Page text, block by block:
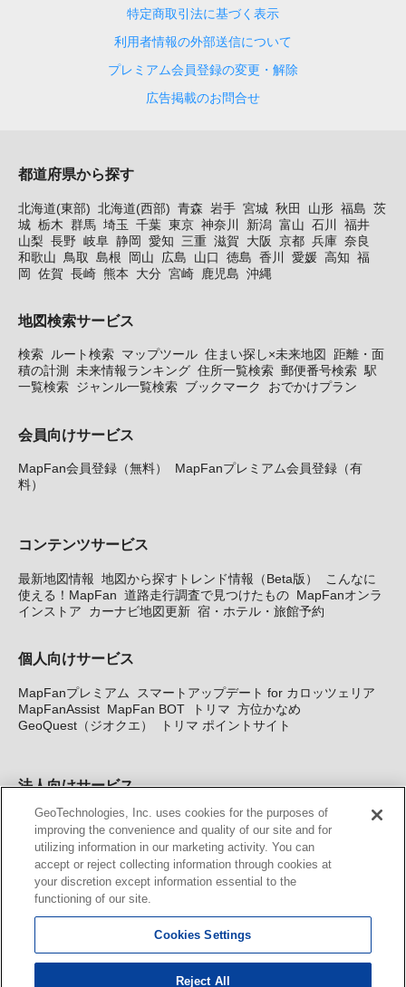
特定商取引法に基づく表示
利用者情報の外部送信について
プレミアム会員登録の変更・解除
広告掲載のお問合せ
都道府県から探す
北海道(東部) 北海道(西部) 青森 岩手 宮城 秋田 山形 福島 茨
城 栃木 群馬 埼玉 千葉 東京 神奈川 新潟 富山 石川
福井
山梨 長野 岐阜 静岡 愛知 三重 滋賀 大阪 京都 兵庫 奈良
和歌山
鳥取 島根 岡山 広島 山口 徳島 香川 愛媛 高知 福
岡 佐賀 長崎 熊本 大分 宮崎 鹿児島 沖縄
地図検索サービス
検索 ルート検索 マップツール 住まい探し×未来地図
距離・面
積の計測
未来情報ランキング 住所一覧検索 郵便番号検索 駅
一覧検索 ジャンル一覧検索 ブックマーク おでかけプラン
会員向けサービス
MapFan会員登録（無料）
MapFanプレミアム会員登録（有
料）
コンテンツサービス
最新地図情報 地図から探すトレンド情報（Beta版）
こんなに
使える！MapFan 道路走行調査で見つけたもの MapFanオンラ
インストア
カーナビ地図更新 宿・ホテル・旅館予約
個人向けサービス
MapFanプレミアム
スマートアップデート for カロッツェリア
MapFanAssist MapFan BOT トリマ 方位かなめ
GeoQuest（ジオクエ）
トリマ ポイントサイト
法人向けサービス
法人向け地図・位置情報サービス WEBサイト・システム向け地
図API Windows PC向け地図開発キット MapFan DB 住所確認
サービス
MAP WORLD+ トリマ広告 Geo-Research
カーナビ地図更新サービス
MapFan スマートメンバーズ
KENWOOD MapFan Club
GeoTechnologies, Inc. uses cookies for the purposes of
improving the convenience and quality of our site and for
utilizing information in our marketing activity. You can
accept or reject collecting information through cookies at
your discretion except information essential to the
functioning of our site.
Cookies Settings
Reject All